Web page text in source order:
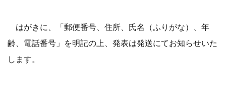
はがきに、「郵便番号、住所、氏名（ふりがな）、年
齢、電話番号」を明記の上、発表は発送にてお知らせいた
します。